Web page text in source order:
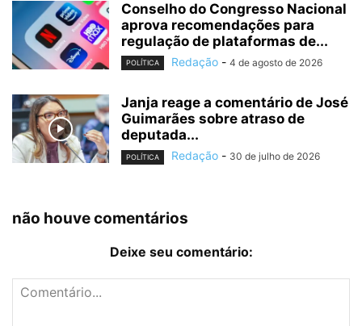
Conselho do Congresso Nacional
aprova recomendações para
regulação de plataformas de...
POLÍTICA Redação - 4 de agosto de 2026
Janja reage a comentário de José
Guimarães sobre atraso de
deputada...
POLÍTICA Redação - 30 de julho de 2026
não houve comentários
Deixe seu comentário: